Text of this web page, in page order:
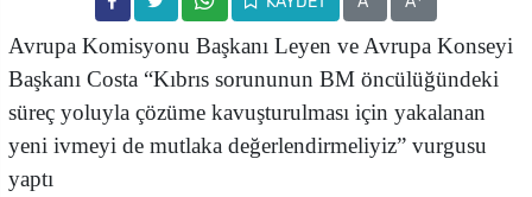
Avrupa Komisyonu Başkanı Leyen ve Avrupa Konseyi
Başkanı Costa “Kıbrıs sorununun BM öncülüğündeki
süreç yoluyla çözüme kavuşturulması için yakalanan
yeni ivmeyi de mutlaka değerlendirmeliyiz” vurgusu
yaptı